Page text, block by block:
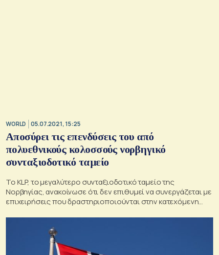
WORLD 05.07.2021, 15:25
Αποσύρει τις επενδύσεις του από
πολυεθνικούς κολοσσούς νορβηγικό
συνταξιοδοτικό ταμείο
Το KLP, το μεγαλύτερο συνταξιοδοτικό ταμείο της
Νορβηγίας, ανακοίνωσε ότι δεν επιθυμεί να συνεργάζεται με
επιχειρήσεις που δραστηριοποιούνται στην κατεχόμενη